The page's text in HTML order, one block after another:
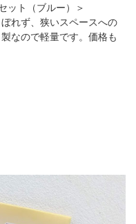
ット（ブルー）＞
れず、狭いスペースへの
なので軽量です。価格も